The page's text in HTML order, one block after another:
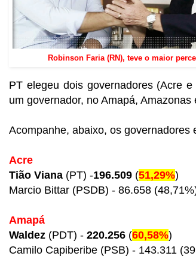
Robinson Faria (RN), teve o maior
PT elegeu dois governadores (Acre
um governador, no Amapá,
Acompanhe, abaixo, os governadores
Acre
Tião Viana (PT) -196.509 (51,29%)
Marcio Bittar (PSDB) - 86.658
Amapá
Waldez (PDT) - 220.256 (60,58%)
Camilo Capiberibe (PSB) - 143.311